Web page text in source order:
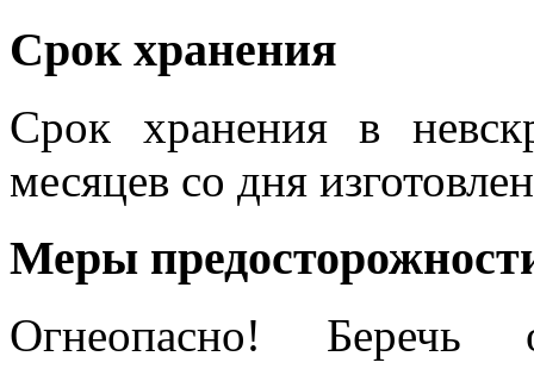
Срок хранения
Срок хранения в
месяцев со дня
Меры
Огнеопасно!